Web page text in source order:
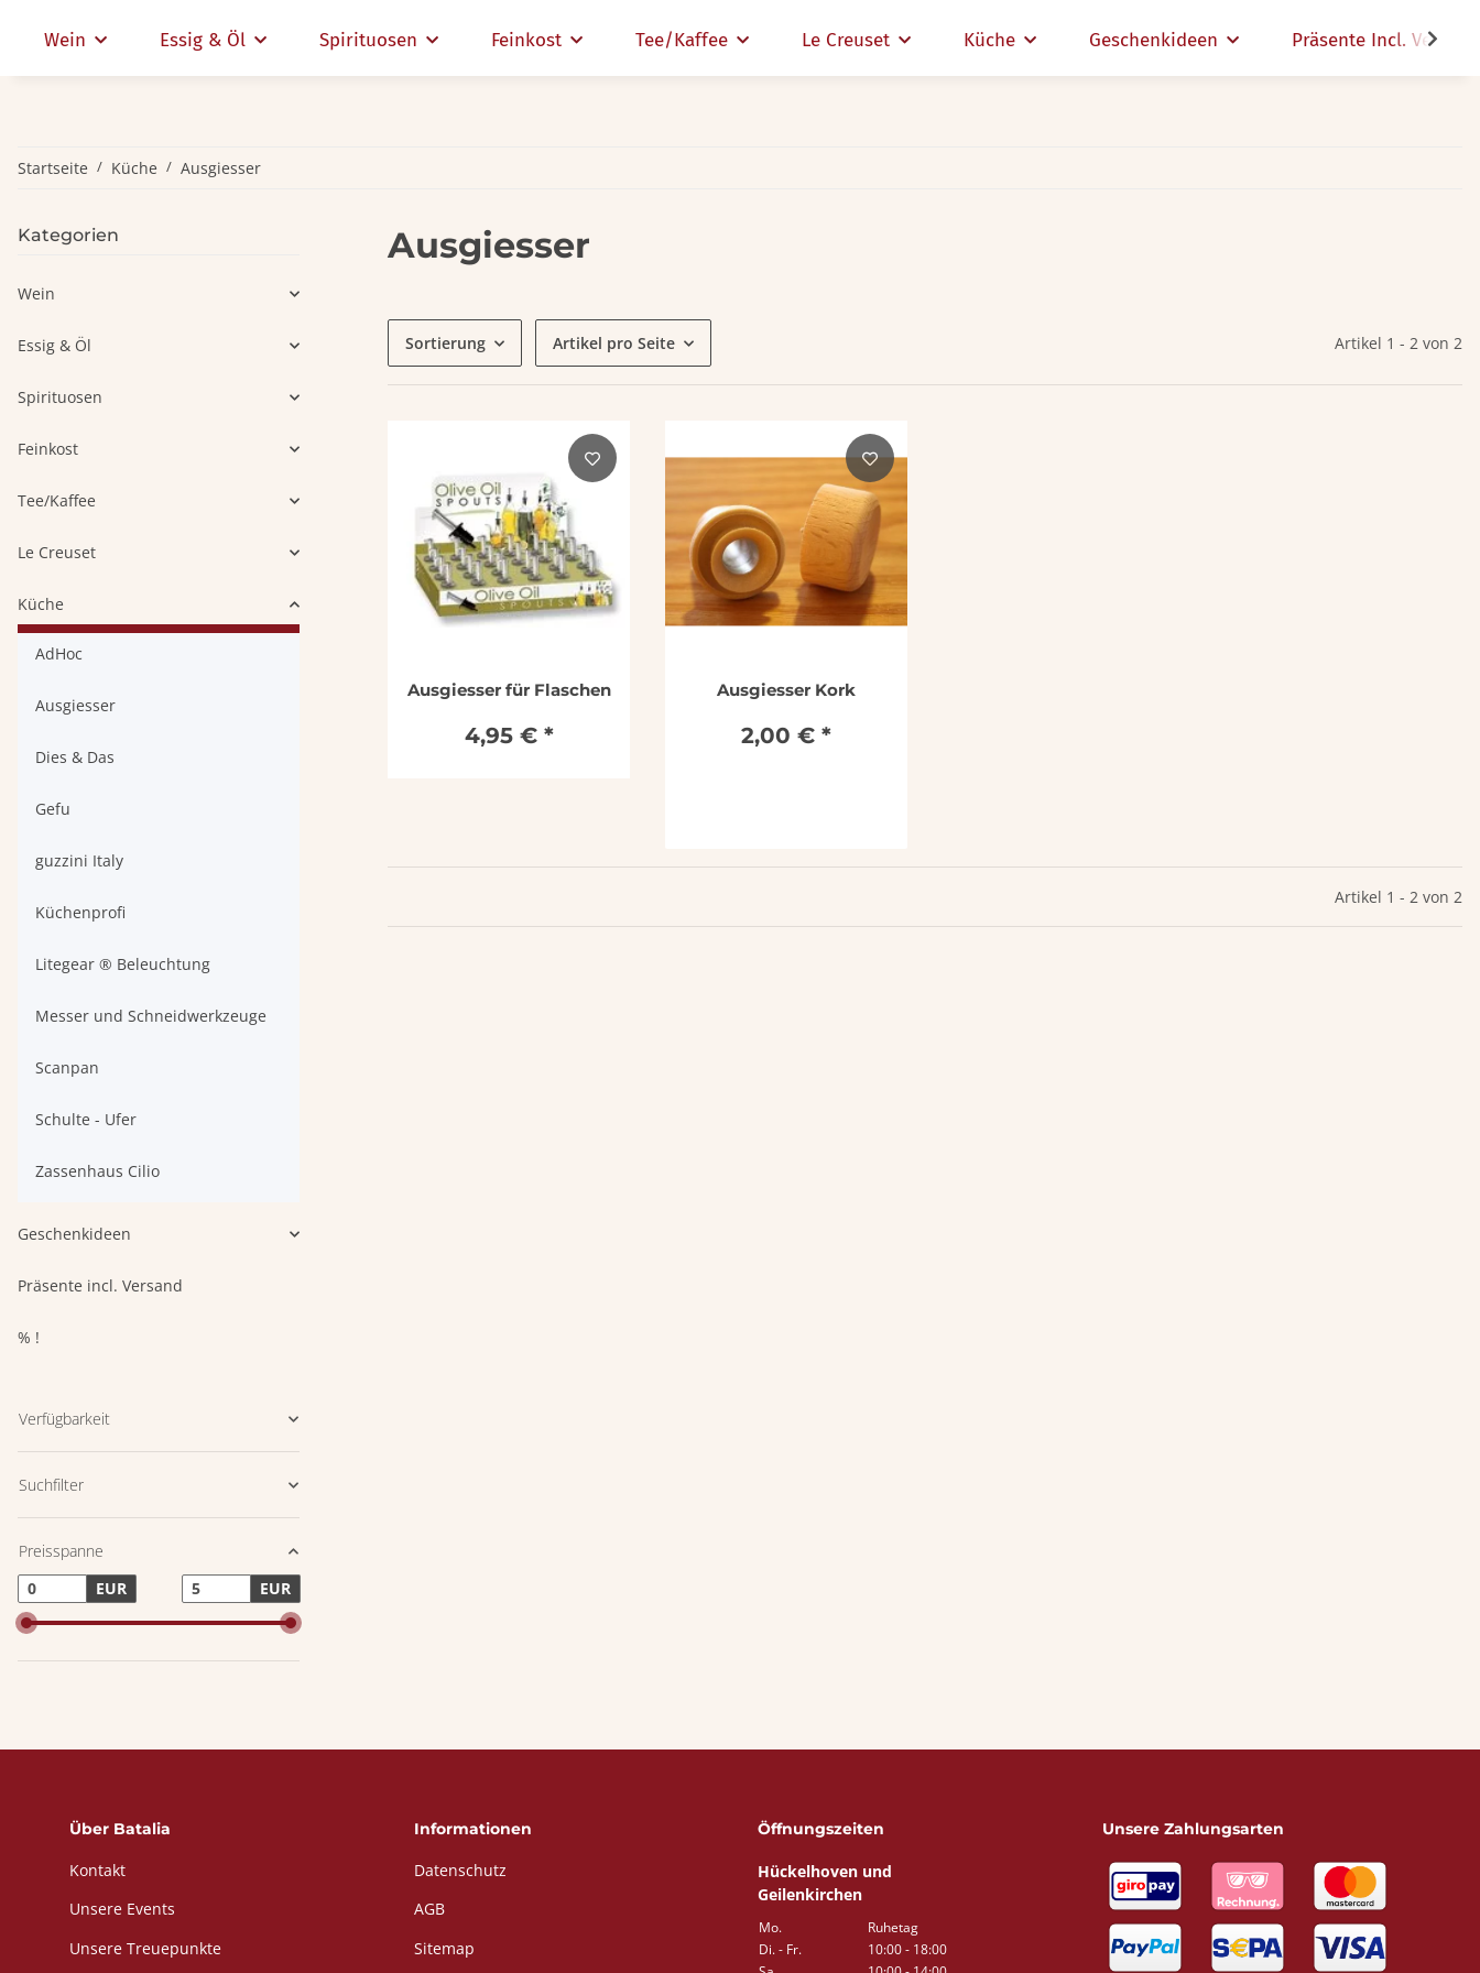
Wein Essig & Öl Spirituosen Feinkost Tee/Kaffee Le Creuset Küche Geschenkideen Präsente Incl. Versand
Startseite Küche Ausgiesser
Ausgiesser
Sortierung Artikel pro Seite Artikel 1 - 2 von 2
Ausgiesser für Flaschen
4,95 € *
Ausgiesser Kork
2,00 € *
Artikel 1 - 2 von 2
Kategorien
Wein
Essig & Öl
Spirituosen
Feinkost
Tee/Kaffee
Le Creuset
Küche
AdHoc
Ausgiesser
Dies & Das
Gefu
guzzini Italy
Küchenprofi
Litegear ® Beleuchtung
Messer und Schneidwerkzeuge
Scanpan
Schulte - Ufer
Zassenhaus Cilio
Geschenkideen
Präsente incl. Versand
% !
Verfügbarkeit
Suchfilter
Preisspanne
EUR
EUR
Über Batalia
Kontakt
Unsere Events
Unsere Treuepunkte
Informationen
Datenschutz
AGB
Sitemap
Öffnungszeiten
Hückelhoven und
Geilenkirchen
Mo.
Ruhetag
Di. - Fr.
10:00 - 18:00
Unsere Zahlungsarten